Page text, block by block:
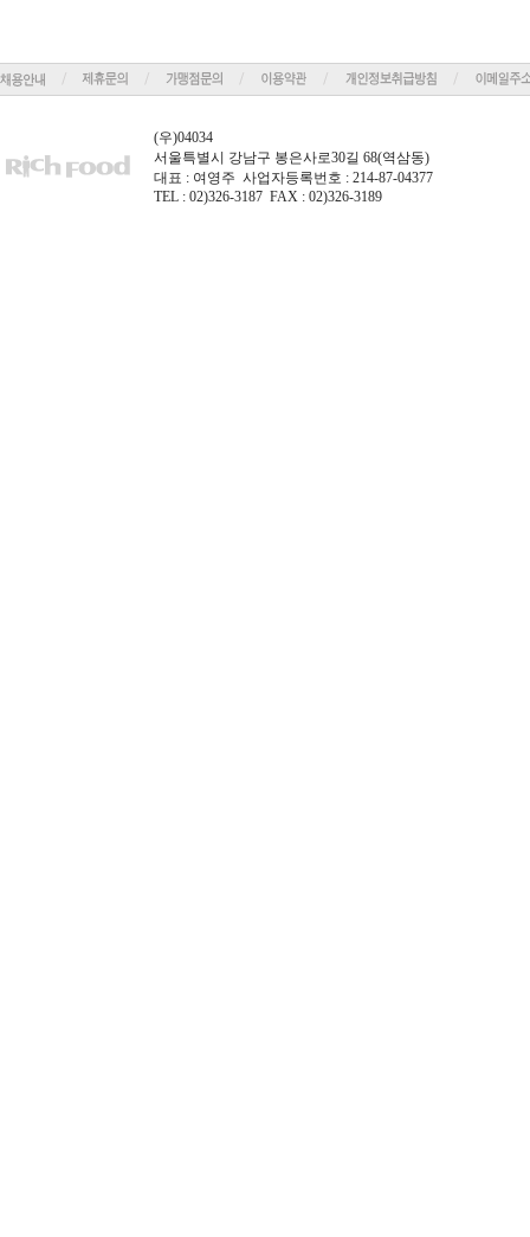
(우)04034
서울특별시 강남구 봉은사로30길 68(역삼동)
대표 : 여영주 사업자등록번호 : 214-87-04377
TEL : 02)326-3187 FAX : 02)326-3189